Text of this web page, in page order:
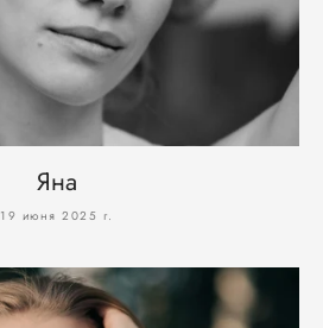
Яна
19 июня 2025 г.